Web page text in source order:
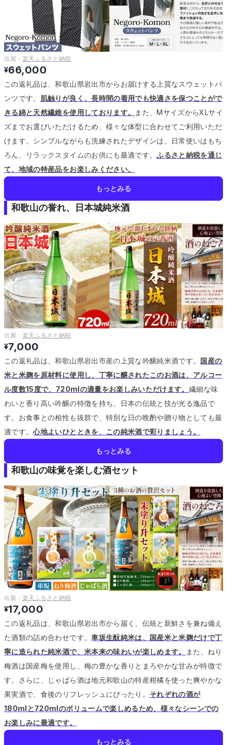
出展： 楽天ふるさと納税
¥66,000
この返礼品は、和歌山県岩出市からお届けする上質なスウェットパ
ンツです。 肌触りが良く、長時間の着用でも快適さを保つことがで
きる綿と天然繊維を使用しております。
また、MサイズからXLサイ
ズまでお選びいただけるため、様々な体型に合わせてご利用いただ
けます。 シンプルながらも洗練されたデザインは、日常使いはもち
ろん、リラックスタイムのお供にも最適です。ふるさと納税を通じ
て、地域の特産品をお楽しみください。
もっとみる
和歌山の誉れ、日本城純米酒
出展： 楽天ふるさと納税
¥7,000
この返礼品は、和歌山県岩出市産の上質な吟醸純米酒です。 国産の
米と米麹を原材料に使用し、丁寧に醸されたこのお酒は、アルコー
ル度数15度で、720mlの適量をお楽しみいただけます。 繊細な味
わいと香り高い吟醸の特徴を持ち、日本の伝統と技が光る逸品で
す。 お食事との相性も抜群で、特別な日の晩酌や贈り物としても最
適です。心地よいひとときを、この純米酒で彩りましょう。
もっとみる
和歌山の味覚を楽しむ酒セット
出展： 楽天ふるさと納税
¥17,000
この返礼品は、和歌山県岩出市から届く、伝統と新鮮さを兼ね備え
た酒類の詰め合わせです。車坂生酛純米は、国産米と米麹だけで丁
寧に造られた純米酒で、米本来の味わいが楽しめます。
また、ねり
梅酒は国産梅を使用し、梅の豊かな香りとまろやかな甘みが特徴で
す。
さらに、じゃばら酒は地元和歌山の特産柑橘を使った爽やかな
果実酒で、食後のリフレッシュにぴったり。 それぞれの酒が
180mlと720mlのボリュームで楽しめるため、様々なシーンでの
お楽しみに最適です。
もっとみる